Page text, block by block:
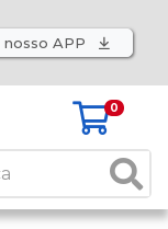
nosso APP
0